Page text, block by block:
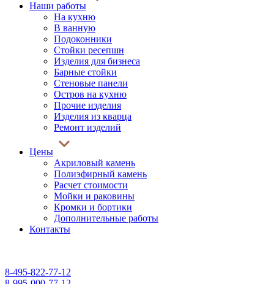
Наши работы
На кухню
В ванную
Подоконники
Стойки ресепшн
Изделия для бизнеса
Барные стойки
Стеновые панели
Остров на кухню
Прочие изделия
Изделия из кварца
Ремонт изделий
Цены
Акриловый камень
Полиэфирный камень
Расчет стоимости
Мойки и раковины
Кромки и бортики
Дополнительные работы
Контакты
8-495-822-77-12